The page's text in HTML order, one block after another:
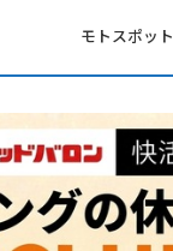
モトスポッ